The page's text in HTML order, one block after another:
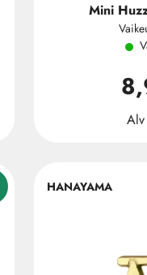
Mini
HANAYAMA